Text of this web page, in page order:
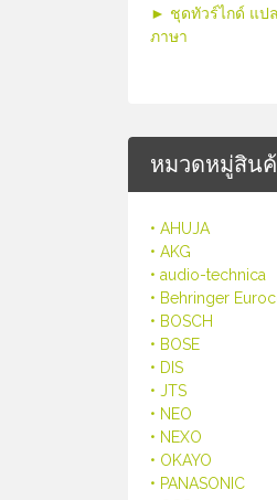
► ชุดทัวร์ไกด์ แป
ภาษา
หมวดหมู่สิน
• AHUJA
• AKG
• audio-technica
• Behringer
• BOSCH
• BOSE
• DIS
• JTS
• NEO
• NEXO
• OKAYO
• PANASONIC